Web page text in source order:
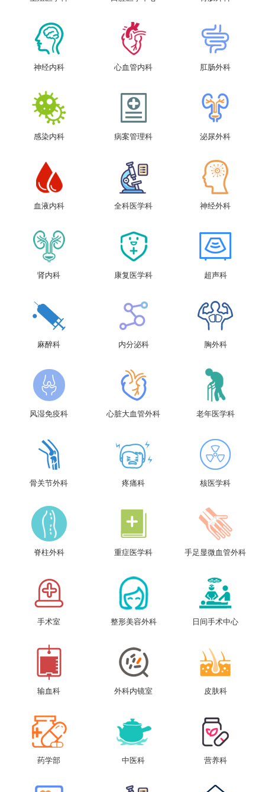
神经内科 心血管内科 肛肠外科
感染内科 病案管理科 泌尿外科
血液内科 全科医学科 神经外科
肾内科 康复医学科 超声科
麻醉科 内分泌科 胸外科
风湿免疫科 心脏大血管外科 老年医学科
骨关节外科 疼痛科 核医学科
脊柱外科 重症医学科 手足显微血管外科
手术室 整形美容外科 日间手术中心
输血科 外科内镜室 皮肤科
药学部 中医科 营养科